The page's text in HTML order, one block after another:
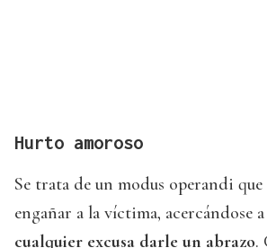
Hurto amoroso
Se trata de un modus operandi
engañar a la víctima, acercándose
cualquier excusa darle un abrazo.